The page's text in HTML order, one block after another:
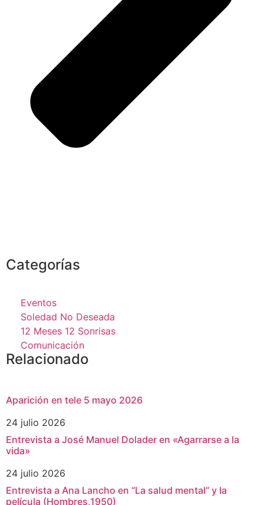
Categorías
Eventos
Soledad No Deseada
12 Meses 12 Sonrisas
Comunicación
Relacionado
Aparición en tele 5 mayo 2026
24 julio 2026
Entrevista a José Manuel Dolader en «Agarrarse a la
vida»
24 julio 2026
Entrevista a Ana Lancho en “La salud mental” y la
película (Hombres,1950)